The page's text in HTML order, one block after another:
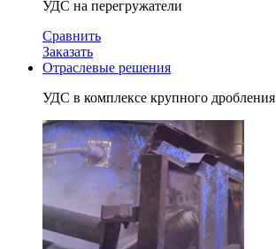
УДС на перегружатели
Сравнить
Заказать
Отраслевые решения
УДС в комплексе крупного дробления